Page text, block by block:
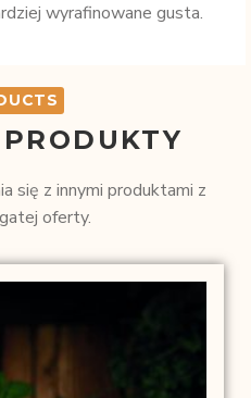
wyrafinowane gusta.
się z innymi produktami z
oferty.